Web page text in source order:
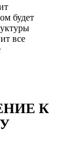
будет
все
К